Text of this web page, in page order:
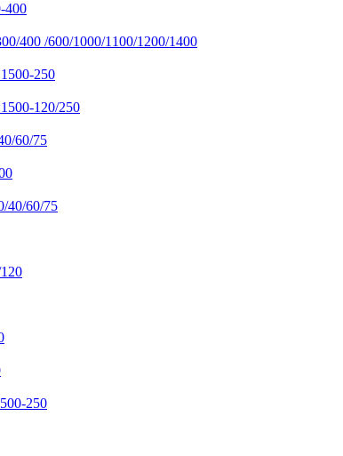
400
400 /600/1000/1100/1200/1400
250
120/250
60/75
40/60/75
250